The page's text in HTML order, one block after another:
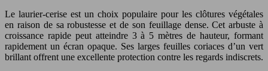
Le laurier-cerise est un choix populaire pour les clôtures végétales
en raison de sa robustesse et de son feuillage dense. Cet arbuste à
croissance rapide peut atteindre 3 à 5 mètres de hauteur, formant
rapidement un écran opaque. Ses larges feuilles coriaces d’un vert
brillant offrent une excellente protection contre les regards indiscrets.